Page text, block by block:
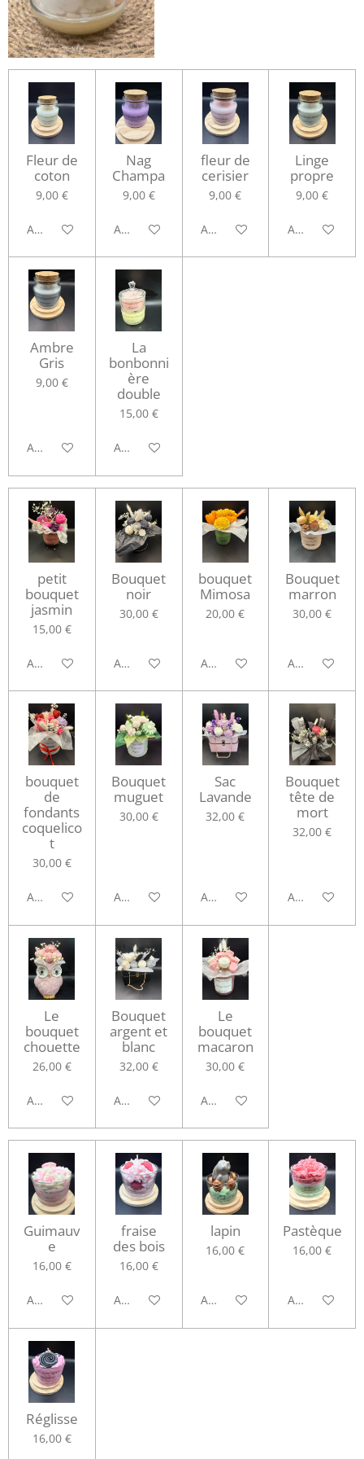
Fleur de
coton
9,00 €
Ajouter au panier
Nag
Champa
9,00 €
Ajouter au panier
fleur de
cerisier
9,00 €
Ajouter au panier
Linge
propre
9,00 €
Ajouter au
Ambre
Gris
9,00 €
Ajouter au panier
La
bonbonni
ère
double
15,00 €
Ajouter au panier
petit
bouquet
jasmin
15,00 €
Ajouter au panier
Bouquet
noir
30,00 €
Ajouter au panier
bouquet
Mimosa
20,00 €
Ajouter au panier
Bouquet
marron
30,00 €
Ajouter au
bouquet
de
fondants
coquelico
t
30,00 €
Ajouter au panier
Bouquet
muguet
30,00 €
Ajouter au panier
Sac
Lavande
32,00 €
Ajouter au panier
Bouquet
tête de
mort
32,00 €
Ajouter au
Le
bouquet
chouette
26,00 €
Ajouter au panier
Bouquet
argent et
blanc
32,00 €
Ajouter au panier
Le
bouquet
macaron
30,00 €
Ajouter au panier
Guimauv
e
16,00 €
Ajouter au panier
fraise
des bois
16,00 €
Ajouter au panier
lapin
16,00 €
Ajouter au panier
Pastèque
16,00 €
Ajouter au
Réglisse
16,00 €